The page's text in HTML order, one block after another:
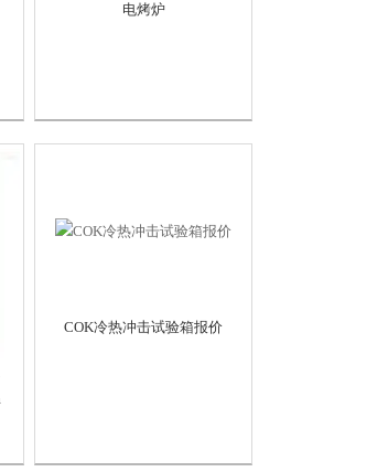
电烤炉
COK冷热冲击试验箱报价